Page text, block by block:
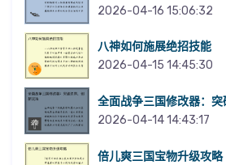
2026-04-16 15:06:32
八神如何施展绝招技能
2026-04-15 14:45:30
全面战争三国修改器：
2026-04-14 14:43:17
倍儿爽三国宝物升级攻略